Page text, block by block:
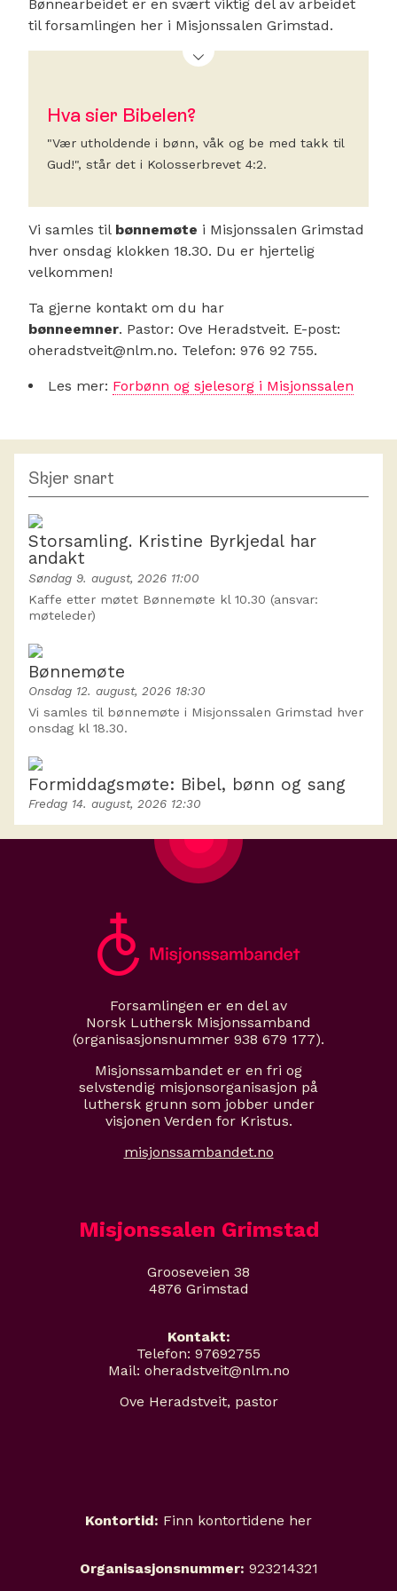
Bønnearbeidet er en svært viktig del av arbeidet
til forsamlingen her i Misjonssalen Grimstad.
Hva sier Bibelen?
"Vær utholdende i bønn, våk og be med takk til
Gud!", står det i Kolosserbrevet 4:2.
Vi samles til bønnemøte i Misjonssalen Grimstad
hver onsdag klokken 18.30. Du er hjertelig
velkommen!
Ta gjerne kontakt om du har
bønneemner. Pastor: Ove Heradstveit. E-post:
oheradstveit@nlm.no. Telefon: 976 92 755.
Les mer: Forbønn og sjelesorg i Misjonssalen
Skjer snart
Storsamling. Kristine Byrkjedal har
andakt
Søndag 9. august, 2026 11:00
Kaffe etter møtet Bønnemøte kl 10.30 (ansvar:
møteleder)
Bønnemøte
Onsdag 12. august, 2026 18:30
Vi samles til bønnemøte i Misjonssalen Grimstad hver
onsdag kl 18.30.
Formiddagsmøte: Bibel, bønn og sang
Fredag 14. august, 2026 12:30
Forsamlingen er en del av
Norsk Luthersk Misjonssamband
(organisasjonsnummer 938 679 177).
Misjonssambandet er en fri og
selvstendig misjonsorganisasjon på
luthersk grunn som jobber under
visjonen Verden for Kristus.
misjonssambandet.no
Misjonssalen Grimstad
Grooseveien 38
4876 Grimstad
Kontakt:
Telefon: 97692755
Mail: oheradstveit@nlm.no
Ove Heradstveit, pastor
Kontortid: Finn kontortidene her
Organisasjonsnummer: 923214321